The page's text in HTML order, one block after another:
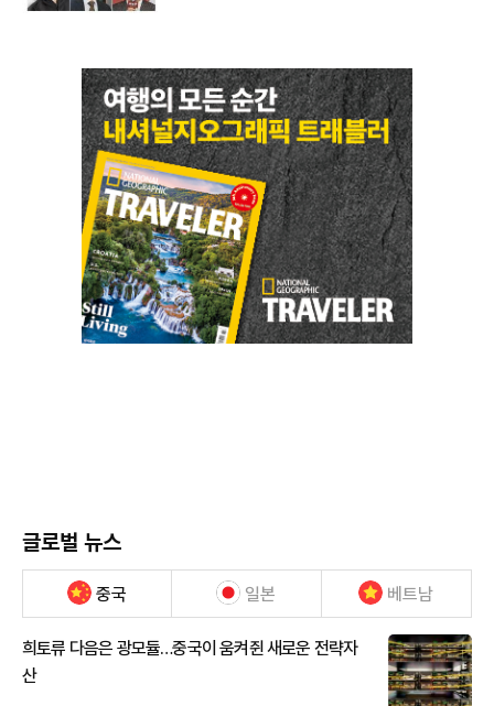
글로벌 뉴스
중국 일본 베트남
희토류 다음은 광모듈…중국이 움켜쥔 새로운 전략자
산